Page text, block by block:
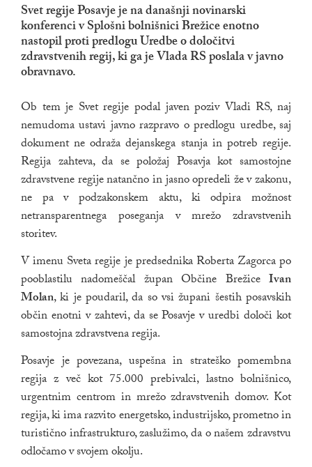
Svet regije Posavje je na današnji novinarski
konferenci v Splošni bolnišnici Brežice enotno
nastopil proti predlogu Uredbe o določitvi
zdravstvenih regij, ki ga je Vlada RS poslala v javno
obravnavo.
Ob tem je Svet regije podal javen poziv Vladi RS, naj
nemudoma ustavi javno razpravo o predlogu uredbe, saj
dokument ne odraža dejanskega stanja in potreb regije.
Regija zahteva, da se položaj Posavja kot samostojne
zdravstvene regije natančno in jasno opredeli že v zakonu,
ne pa v podzakonskem aktu, ki odpira možnost
netransparentnega poseganja v mrežo zdravstvenih
storitev.
V imenu Sveta regije je predsednika Roberta Zagorca po
pooblastilu nadomeščal župan Občine Brežice Ivan
Molan, ki je poudaril, da so vsi župani šestih posavskih
občin enotni v zahtevi, da se Posavje v uredbi določi kot
samostojna zdravstvena regija.
Posavje je povezana, uspešna in strateško pomembna
regija z več kot 75.000 prebivalci, lastno bolnišnico,
urgentnim centrom in mrežo zdravstvenih domov. Kot
regija, ki ima razvito energetsko, industrijsko, prometno in
turistično infrastrukturo, zaslužimo, da o našem zdravstvu
odločamo v svojem okolju.